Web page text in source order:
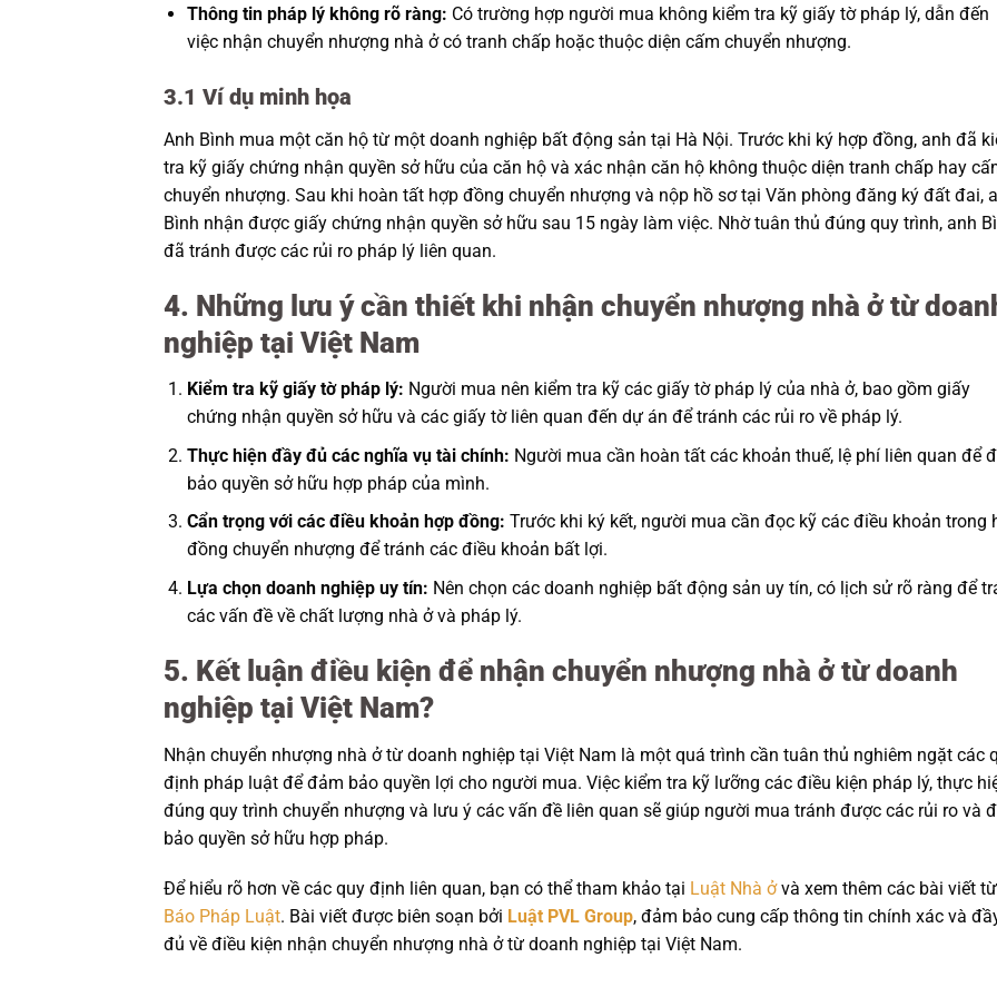
Thông tin pháp lý không rõ ràng: Có trường hợp người mua không kiểm tra kỹ giấy tờ pháp lý, dẫn đến
việc nhận chuyển nhượng nhà ở có tranh chấp hoặc thuộc diện cấm chuyển nhượng.
3.1 Ví dụ minh họa
Anh Bình mua một căn hộ từ một doanh nghiệp bất động sản tại Hà Nội. Trước khi ký hợp đồng, anh đã
tra kỹ giấy chứng nhận quyền sở hữu của căn hộ và xác nhận căn hộ không thuộc diện tranh chấp hay
chuyển nhượng. Sau khi hoàn tất hợp đồng chuyển nhượng và nộp hồ sơ tại Văn phòng đăng ký đất đai,
Bình nhận được giấy chứng nhận quyền sở hữu sau 15 ngày làm việc. Nhờ tuân thủ đúng quy trình, anh
đã tránh được các rủi ro pháp lý liên quan.
4. Những lưu ý cần thiết khi nhận chuyển nhượng nhà ở từ
nghiệp tại Việt Nam
Kiểm tra kỹ giấy tờ pháp lý: Người mua nên kiểm tra kỹ các giấy tờ pháp lý của nhà ở, bao gồm giấy
chứng nhận quyền sở hữu và các giấy tờ liên quan đến dự án để tránh các rủi ro về pháp lý.
Thực hiện đầy đủ các nghĩa vụ tài chính: Người mua cần hoàn tất các khoản thuế, lệ phí liên quan để
bảo quyền sở hữu hợp pháp của mình.
Cẩn trọng với các điều khoản hợp đồng: Trước khi ký kết, người mua cần đọc kỹ các điều khoản trong
đồng chuyển nhượng để tránh các điều khoản bất lợi.
Lựa chọn doanh nghiệp uy tín: Nên chọn các doanh nghiệp bất động sản uy tín, có lịch sử rõ ràng để
các vấn đề về chất lượng nhà ở và pháp lý.
5. Kết luận điều kiện để nhận chuyển nhượng nhà ở từ doanh
nghiệp tại Việt Nam?
Nhận chuyển nhượng nhà ở từ doanh nghiệp tại Việt Nam là một quá trình cần tuân thủ nghiêm ngặt các
định pháp luật để đảm bảo quyền lợi cho người mua. Việc kiểm tra kỹ lưỡng các điều kiện pháp lý, thực
đúng quy trình chuyển nhượng và lưu ý các vấn đề liên quan sẽ giúp người mua tránh được các rủi ro và
bảo quyền sở hữu hợp pháp.
Để hiểu rõ hơn về các quy định liên quan, bạn có thể tham khảo tại Luật Nhà ởvà xem thêm các bài viết từ
Báo Pháp Luật. Bài viết được biên soạn bởi Luật PVL Group, đảm bảo cung cấp thông tin chính xác và
đủ về điều kiện nhận chuyển nhượng nhà ở từ doanh nghiệp tại Việt Nam.